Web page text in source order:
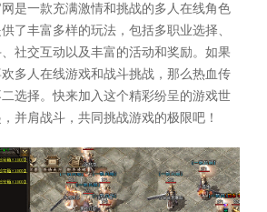
是一款充满激情和挑战的多人在线角色
了丰富多样的玩法，包括多职业选择、
社交互动以及丰富的活动和奖励。如果
多人在线游戏和战斗挑战，那么热血传
选择。快来加入这个精彩纷呈的游戏世
并肩战斗，共同挑战游戏的极限吧！